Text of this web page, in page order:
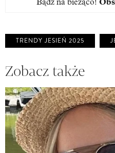
TRENDY JESIEŃ 2025
Zobacz także